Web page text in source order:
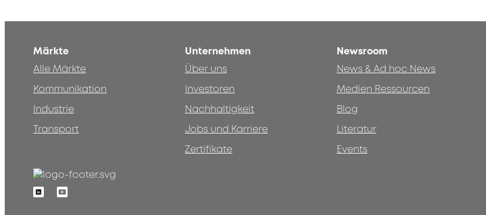
Märkte
Alle Märkte
Kommunikation
Industrie
Transport
Unternehmen
Über uns
Investoren
Nachhaltigkeit
Jobs und Karriere
Zertifikate
Newsroom
News & Ad hoc News
Medien Ressourcen
Blog
Literatur
Events
LinkedinYoutube